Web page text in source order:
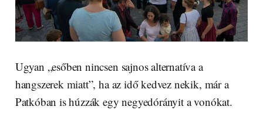
Ugyan „esőben nincsen sajnos alternatíva a
hangszerek miatt”, ha az idő kedvez nekik, már a
Patkóban is húzzák egy negyedórányit a vonókat.